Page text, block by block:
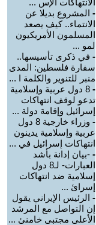
الانتهاكات الإس ...
- المشروع بديلا عن
الانتماء.. كيف يصعد
المسلمون الأمريكيون
لمو ...
- في ذكرى تأسيسها..
سفارة فلسطين: المدى
منبر للتنوير والكلمة ا ...
-
8 دول عربية وإسلامية
تدعو لوقف انتهاكات
إسرائيل وإقامة دولة ...
-
وزراء خارجية 8 دول
عربية وإسلامية يدينون
انتهاكات إسرائيل في ...
- -بيان إدانة بأشد
العبارات- لـ8 دول
إسلامية ضد انتهاكات
إسرائ ...
- الرئيس الإيراني يقول
إن التواصل مع المرشد
الأعلى مجتبى خامنئ ...